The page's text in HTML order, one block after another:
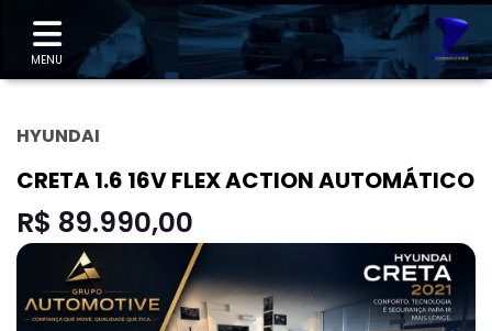
MENU
HYUNDAI
CRETA 1.6 16V FLEX ACTION AUTOMÁTICO
R$ 89.990,00